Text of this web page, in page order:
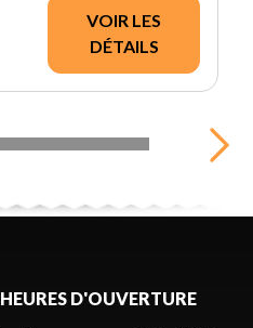
VOIR LES
DÉTAILS
HEURES D'OUVERTURE